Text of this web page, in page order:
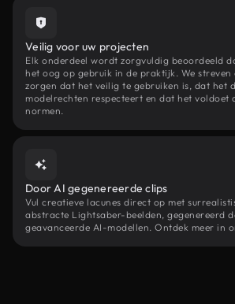
Veilig voor uw projecten
Elk onderdeel wordt zorgvuldig beoordeeld
het oog op gebruik in de praktijk. We
zorgen dat het veilig te gebruiken is, dat het
modelrechten respecteert en dat het voldoet
normen.
Door AI gegenereerde clips
Vul creatieve lacunes direct op met
abstracte Lightsaber-beelden, gegenereerd
geavanceerde AI-modellen. Ontdek meer in